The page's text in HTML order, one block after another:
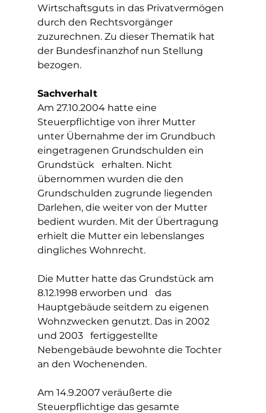
Wirtschaftsguts in das Privatvermögen
durch den Rechtsvorgänger
zuzurechnen. Zu dieser Thematik hat
der Bundesfinanzhof nun Stellung
bezogen.
Sachverhalt
Am 27.10.2004 hatte eine
Steuerpflichtige von ihrer Mutter
unter Übernahme der im Grundbuch
eingetragenen Grundschulden ein
Grundstück   erhalten. Nicht
übernommen wurden die den
Grundschulden zugrunde liegenden
Darlehen, die weiter von der Mutter
bedient wurden. Mit der Übertragung
erhielt die Mutter ein lebenslanges
dingliches Wohnrecht.
Die Mutter hatte das Grundstück am
8.12.1998 erworben und   das
Hauptgebäude seitdem zu eigenen
Wohnzwecken genutzt. Das in 2002
und 2003   fertiggestellte
Nebengebäude bewohnte die Tochter
an den Wochenenden.
Am 14.9.2007 veräußerte die
Steuerpflichtige das gesamte